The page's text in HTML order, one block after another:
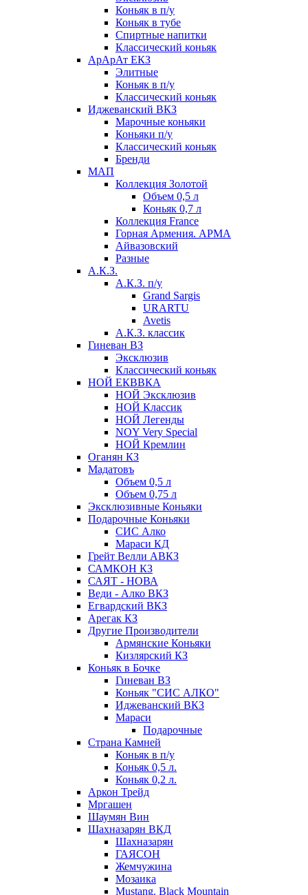
Коньяк в п/у
Коньяк в тубе
Спиртные напитки
Классический коньяк
АрАрАт ЕКЗ
Элитные
Коньяк в п/у
Классический коньяк
Иджеванский ВКЗ
Марочные коньяки
Коньяки п/у
Классический коньяк
Бренди
МАП
Коллекция Золотой
Объем 0,5 л
Коньяк 0,7 л
Коллекция France
Горная Армения. АРМА
Айвазовский
Разные
А.К.З.
А.К.З. п/у
Grand Sargis
URARTU
Avetis
А.К.З. классик
Гиневан ВЗ
Эксклюзив
Классический коньяк
НОЙ ЕКВВКА
НОЙ Эксклюзив
НОЙ Классик
НОЙ Легенды
NOY Very Speсial
НОЙ Кремлин
Оганян КЗ
Мадатовъ
Объем 0,5 л
Объем 0,75 л
Эксклюзивные Коньяки
Подарочные Коньяки
СИС Алко
Мараси КД
Грейт Велли АВКЗ
САМКОН КЗ
САЯТ - НОВА
Веди - Алко ВКЗ
Егвардский ВКЗ
Арегак КЗ
Другие Производители
Армянские Коньяки
Кизлярский КЗ
Коньяк в Бочке
Гиневан ВЗ
Коньяк "СИС АЛКО"
Иджеванский ВКЗ
Мараси
Подарочные
Страна Камней
Коньяк в п/у
Коньяк 0,5 л.
Коньяк 0,2 л.
Аркон Трейд
Мргашен
Шаумян Вин
Шахназарян ВКД
Шахназарян
ГАЯСОН
Жемчужина
Мозаика
Mustang. Black Mountain